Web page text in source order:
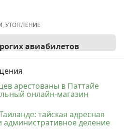
,УТОПЛЕНИЕ
авиабилетов
арестованы в Паттайе
онлайн-магазин
тайская адресная
административное деление